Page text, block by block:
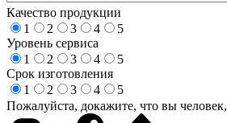
Качество продукции
1
2 3 4
5
Уровень сервиса
1
2 3 4
5
Срок изготовления
1
2 3 4
5
Пожалуйста, докажите, что вы